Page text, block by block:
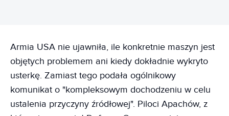
Armia USA nie ujawniła, ile konkretnie maszyn jest
objętych problemem ani kiedy dokładnie wykryto
usterkę. Zamiast tego podała ogólnikowy
komunikat o "kompleksowym dochodzeniu w celu
ustalenia przyczyny źródłowej". Piloci Apachów, z